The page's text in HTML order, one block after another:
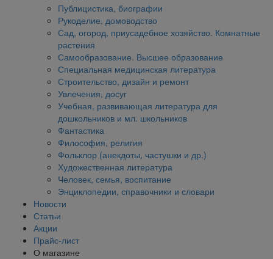
Публицистика, биографии
Рукоделие, домоводство
Сад, огород, приусадебное хозяйство. Комнатные
растения
Самообразование. Высшее образование
Специальная медицинская литература
Строительство, дизайн и ремонт
Увлечения, досуг
Учебная, развивающая литература для
дошкольников и мл. школьников
Фантастика
Философия, религия
Фольклор (анекдоты, частушки и др.)
Художественная литература
Человек, семья, воспитание
Энциклопедии, справочники и словари
Новости
Статьи
Акции
Прайс-лист
О магазине